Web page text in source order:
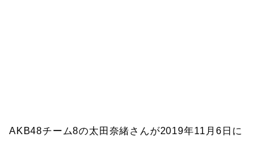
AKB48チーム8の太田奈緒さんが2019年11月6日に